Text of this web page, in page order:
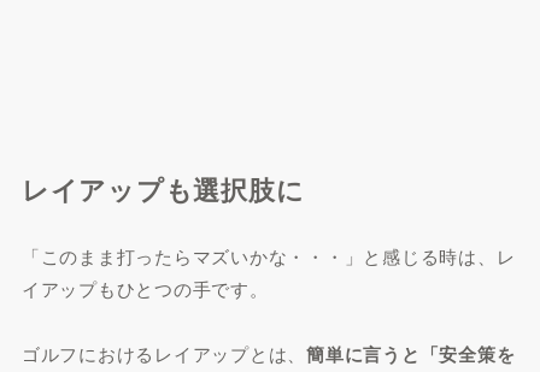
レイアップも選択肢に
「このまま打ったらマズいかな・・・」と感じる時は、レ
イアップもひとつの手です。
ゴルフにおけるレイアップとは、簡単に言うと「安全策を